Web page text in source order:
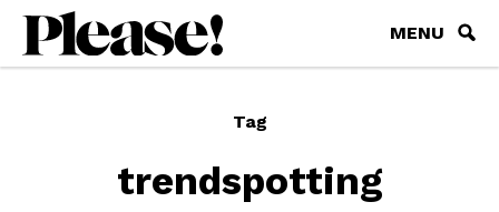
MENU
Tag
trendspotting